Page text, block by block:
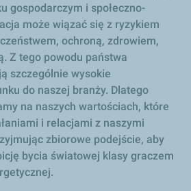
gospodarczym i społeczno-
może wiązać się z ryzykiem
ochroną, zdrowiem,
Z tego powodu państwa
szczególnie wysokie
do naszej branży. Dlatego
na naszych wartościach, które
i relacjami z naszymi
zbiorowe podejście, aby
bycia światowej klasy graczem